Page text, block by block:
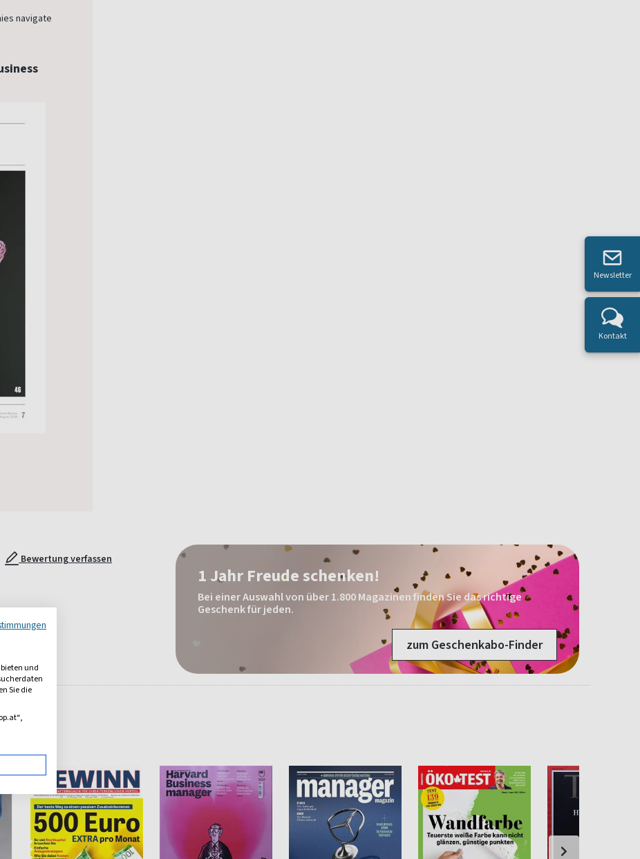
navigate
Bewertung verfassen
1 Jahr Freude schenken!
Bei einer Auswahl von über 1.800 Magazinen finden Sie das richtige
Geschenk für jeden.
zum Geschenkabo-Finder
Newsletter
Kontakt
und
Sie die